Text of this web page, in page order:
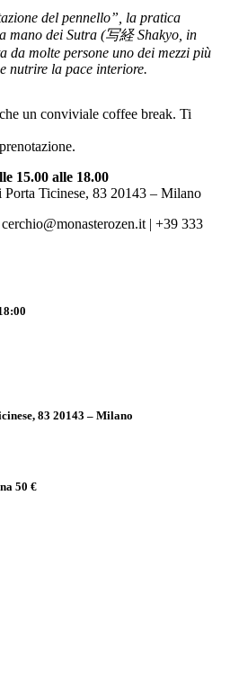
del pennello”, la pratica
mano dei Sutra (写経 Shakyo, in
da molte persone uno dei mezzi più
nutrire la pace interiore.
un conviviale coffee break. Ti
15.00 alle 18.00
Porta Ticinese, 83 20143 – Milano
| +39 333
83 20143 – Milano
50 €